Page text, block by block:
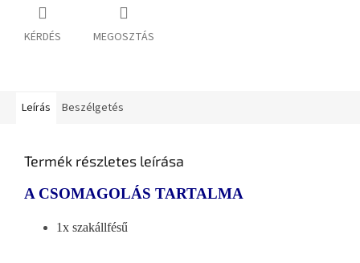
KÉRDÉS MEGOSZTÁS
Leírás Beszélgetés
Termék részletes leírása
A CSOMAGOLÁS TARTALMA
1x szakállfésű